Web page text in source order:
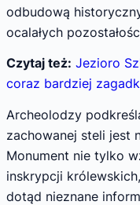
odbudową
ocalałych
Czytaj też: Jezioro
coraz bardziej
Archeolodzy
zachowanej steli jest
Monument nie tylko
inskrypcji
dotąd nieznane